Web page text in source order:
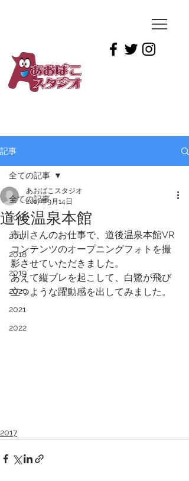
記事
全ての記事
2016
2017
2018
2019
2020
2021
2022
全ての記事
道後温泉本館
あおばこスタジオ
2017年9月14日
市川さんのお仕事で、道後温泉本館VR
コンテンツのオープニングフォトを撮
影させていただきました。
あえて縦ブレを起こして、白鷺が飛び
立つような躍動感を出してみました。
2017